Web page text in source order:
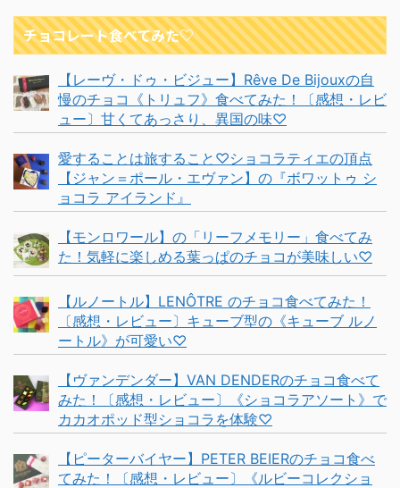
チョコレート食べてみた♡
【レーヴ・ドゥ・ビジュー】Rêve De Bijouxの自
慢のチョコ《トリュフ》食べてみた！〔感想・レビ
ュー〕甘くてあっさり、異国の味♡
愛することは旅すること♡ショコラティエの頂点
【ジャン＝ポール・エヴァン】の『ボワットゥ シ
ョコラ アイランド』
【モンロワール】の「リーフメモリー」食べてみ
た！気軽に楽しめる葉っぱのチョコが美味しい♡
【ルノートル】LENÔTRE のチョコ食べてみた！
〔感想・レビュー〕キューブ型の《キューブ ルノ
ートル》が可愛い♡
【ヴァンデンダー】VAN DENDERのチョコ食べて
みた！〔感想・レビュー〕《ショコラアソート》で
カカオポッド型ショコラを体験♡
【ピーターバイヤー】PETER BEIERのチョコ食べ
てみた！〔感想・レビュー〕《ルビーコレクショ